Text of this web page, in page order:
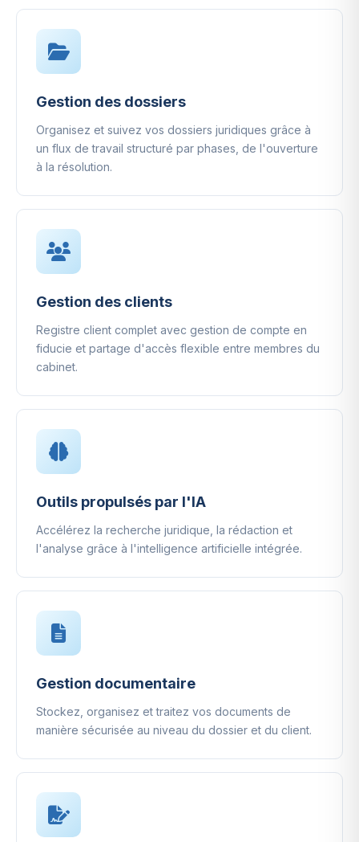
Gestion des dossiers
Organisez et suivez vos dossiers juridiques grâce à
un flux de travail structuré par phases, de l'ouverture
à la résolution.
Gestion des clients
Registre client complet avec gestion de compte en
fiducie et partage d'accès flexible entre membres du
cabinet.
Outils propulsés par l'IA
Accélérez la recherche juridique, la rédaction et
l'analyse grâce à l'intelligence artificielle intégrée.
Gestion documentaire
Stockez, organisez et traitez vos documents de
manière sécurisée au niveau du dossier et du client.